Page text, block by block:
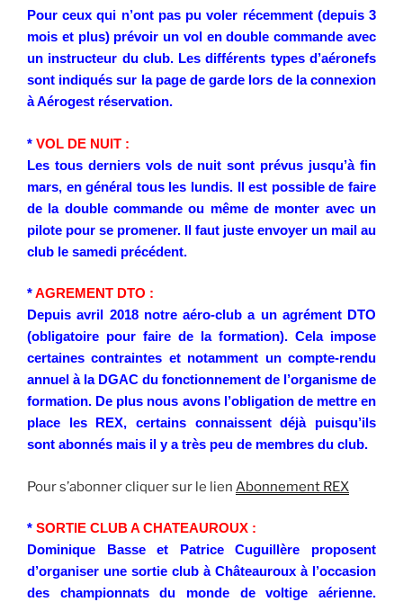
Pour ceux qui n’ont pas pu voler récemment (depuis 3
mois et plus) prévoir un vol en double commande avec
un instructeur du club. Les différents types d’aéronefs
sont indiqués sur la page de garde lors de la connexion
à Aérogest réservation.
* VOL DE NUIT :
Les tous derniers vols de nuit sont prévus jusqu’à fin
mars, en général tous les lundis. Il est possible de faire
de la double commande ou même de monter avec un
pilote pour se promener. Il faut juste envoyer un mail au
club le samedi précédent.
*AGREMENT DTO :
Depuis avril 2018 notre aéro-club a un agrément DTO
(obligatoire pour faire de la formation). Cela impose
certaines contraintes et notamment un compte-rendu
annuel à la DGAC du fonctionnement de l’organisme de
formation. De plus nous avons l’obligation de mettre en
place les REX, certains connaissent déjà puisqu’ils
sont abonnés mais il y a très peu de membres du club.
Pour s’abonner cliquer sur le lien Abonnement REX
* SORTIE CLUB A CHATEAUROUX :
Dominique Basse et Patrice Cuguillère proposent
d’organiser une sortie club à Châteauroux à l’occasion
des championnats du monde de voltige aérienne.